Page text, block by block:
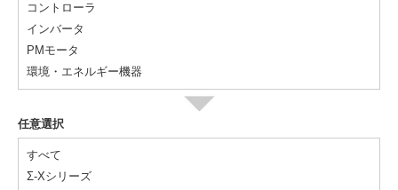
コントローラ
インバータ
PMモータ
環境・エネルギー機器
任意選択
すべて
Σ-Xシリーズ